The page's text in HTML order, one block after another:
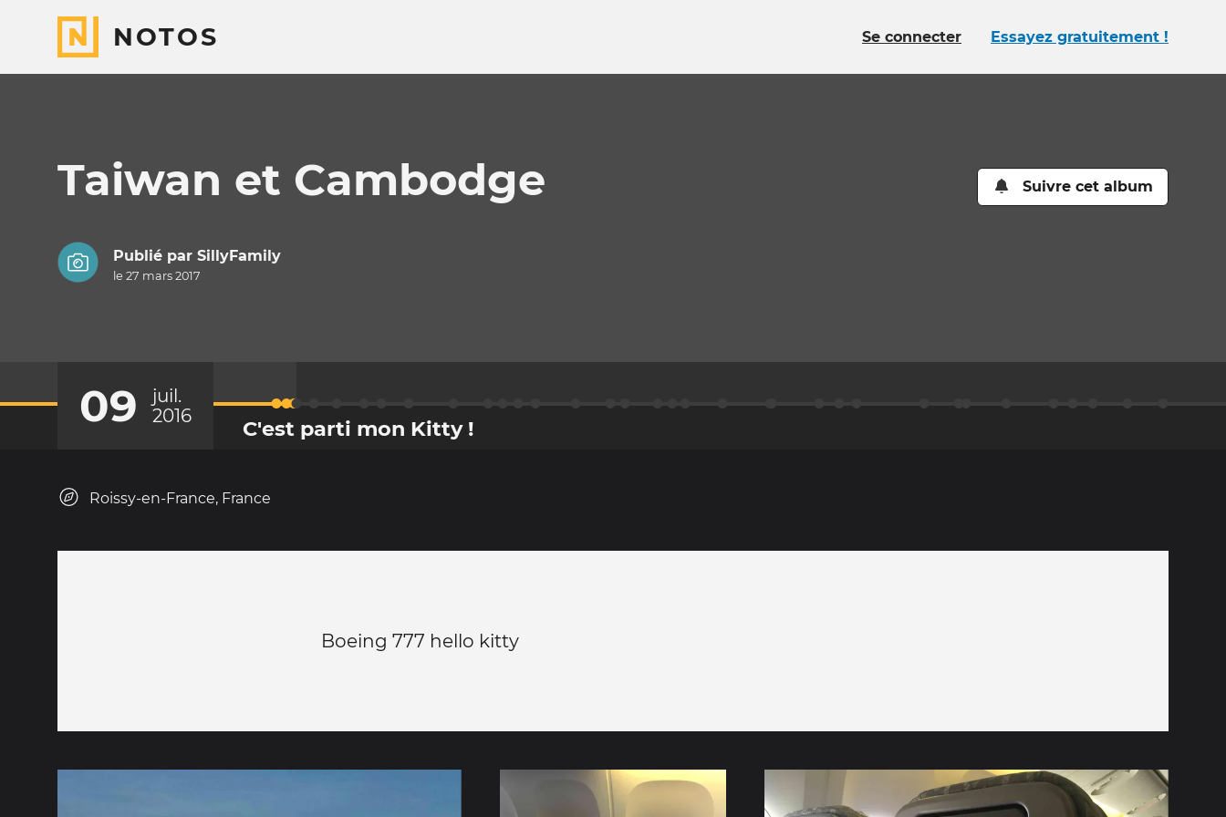
NOTOS Se connecter Essayez gratuitement !
Taiwan et Cambodge Suivre cet album
Publié par SillyFamily
le 27 mars 2017
09
juil.
2016
C'est parti mon Kitty !
Roissy-en-France, France
Boeing 777 hello kitty